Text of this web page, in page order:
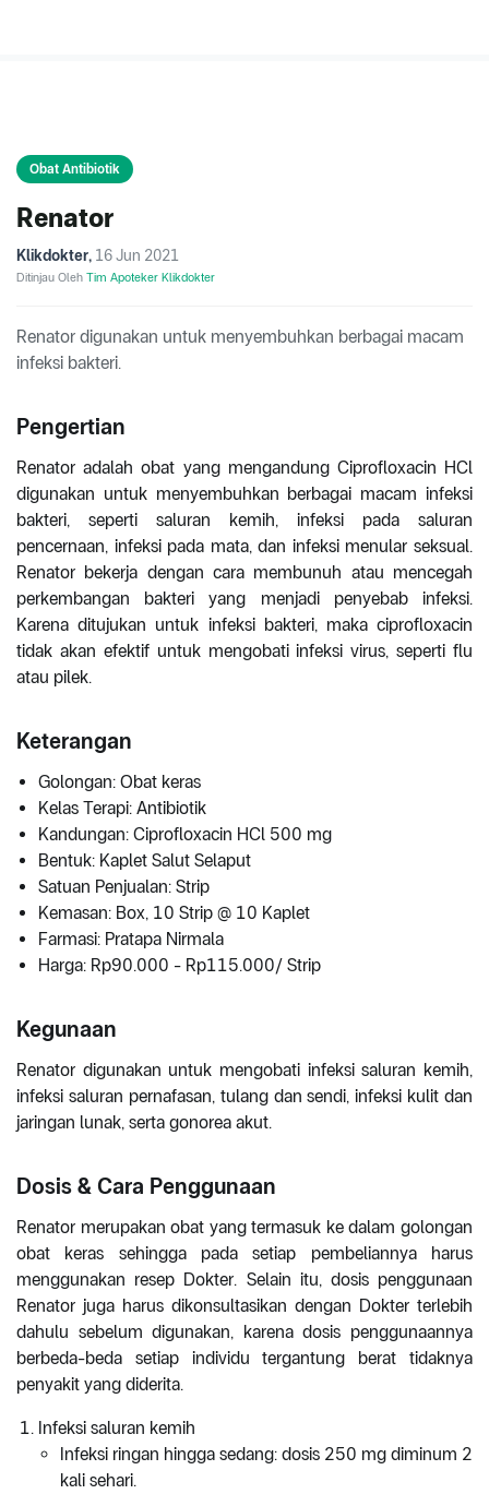
Obat Antibiotik
Renator
Klikdokter, 16 Jun 2021
Ditinjau Oleh Tim Apoteker Klikdokter
Renator digunakan untuk menyembuhkan berbagai macam
infeksi bakteri.
Pengertian
Renator adalah obat yang mengandung Ciprofloxacin HCl
digunakan untuk menyembuhkan berbagai macam infeksi
bakteri, seperti saluran kemih, infeksi pada saluran
pencernaan, infeksi pada mata, dan infeksi menular seksual.
Renator bekerja dengan cara membunuh atau mencegah
perkembangan bakteri yang menjadi penyebab infeksi.
Karena ditujukan untuk infeksi bakteri, maka ciprofloxacin
tidak akan efektif untuk mengobati infeksi virus, seperti flu
atau pilek.
Keterangan
Golongan: Obat keras
Kelas Terapi: Antibiotik
Kandungan: Ciprofloxacin HCl 500 mg
Bentuk: Kaplet Salut Selaput
Satuan Penjualan: Strip
Kemasan: Box, 10 Strip @ 10 Kaplet
Farmasi: Pratapa Nirmala
Harga: Rp90.000 - Rp115.000/ Strip
Kegunaan
Renator digunakan untuk mengobati infeksi saluran kemih,
infeksi saluran pernafasan, tulang dan sendi, infeksi kulit dan
jaringan lunak, serta gonorea akut.
Dosis & Cara Penggunaan
Renator merupakan obat yang termasuk ke dalam golongan
obat keras sehingga pada setiap pembeliannya harus
menggunakan resep Dokter. Selain itu, dosis penggunaan
Renator juga harus dikonsultasikan dengan Dokter terlebih
dahulu sebelum digunakan, karena dosis penggunaannya
berbeda-beda setiap individu tergantung berat tidaknya
penyakit yang diderita.
Infeksi saluran kemih
Infeksi ringan hingga sedang: dosis 250 mg diminum 2
kali sehari.